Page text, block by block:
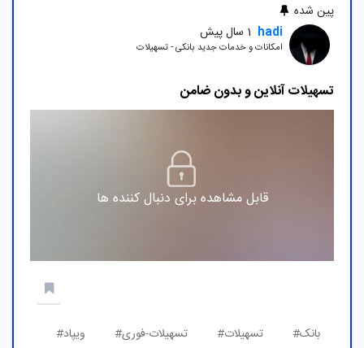
پین شده
hadi 1 سال پیش
امکانات و خدمات جدید بانکی - تسهیلات
تسهیلات آنلاین و بدون ضامن
قابل مشاهده برای دنبال کننده ها
بانک# تسهیلات# تسهیلات-فوری# ویپاد#